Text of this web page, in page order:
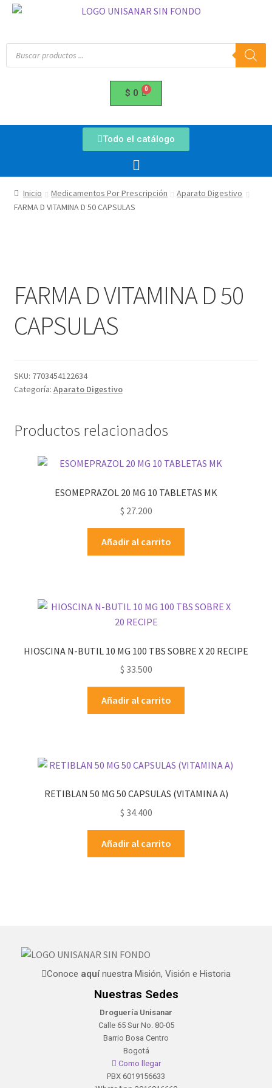
$ 0
Todo el catálogo
Inicio Medicamentos Por Prescripción
Aparato Digestivo
FARMA D VITAMINA D 50 CAPSULAS
FARMA D VITAMINA D 50
CAPSULAS
SKU: 7703454122634
Categoría: Aparato Digestivo
Productos relacionados
ESOMEPRAZOL 20 MG 10 TABLETAS MK
$ 27.200
Añadir al carrito
HIOSCINA N-BUTIL 10 MG 100 TBS SOBRE X 20 RECIPE
$ 33.500
Añadir al carrito
RETIBLAN 50 MG 50 CAPSULAS (VITAMINA A)
$ 34.400
Añadir al carrito
Conoce aquínuestra Misión, Visión e Historia
Nuestras Sedes
Droguería Unisanar
Calle 65 Sur No. 80-05
Barrio Bosa Centro
Bogotá
Como llegar
PBX 6019156633